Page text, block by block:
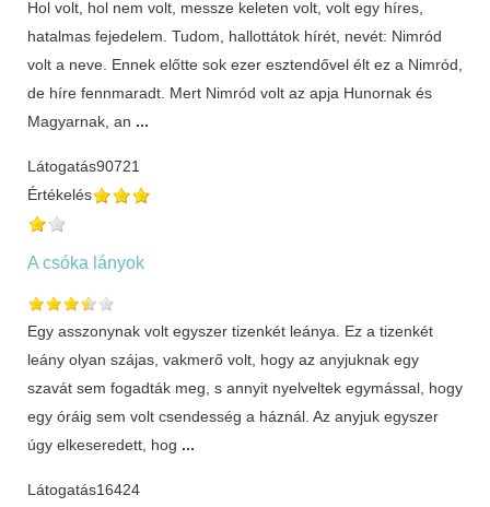
Hol volt, hol nem volt, messze keleten volt, volt egy híres,
hatalmas fejedelem. Tudom, hallottátok hírét, nevét: Nimród
volt a neve. Ennek előtte sok ezer esztendővel élt ez a Nimród,
de híre fennmaradt. Mert Nimród volt az apja Hunornak és
Magyarnak, an ...
Látogatás90721
Értékelés
A csóka lányok
Egy asszonynak volt egyszer tizenkét leánya. Ez a tizenkét
leány olyan szájas, vakmerő volt, hogy az anyjuknak egy
szavát sem fogadták meg, s annyit nyelveltek egymással, hogy
egy óráig sem volt csendesség a háznál. Az anyjuk egyszer
úgy elkeseredett, hog ...
Látogatás16424